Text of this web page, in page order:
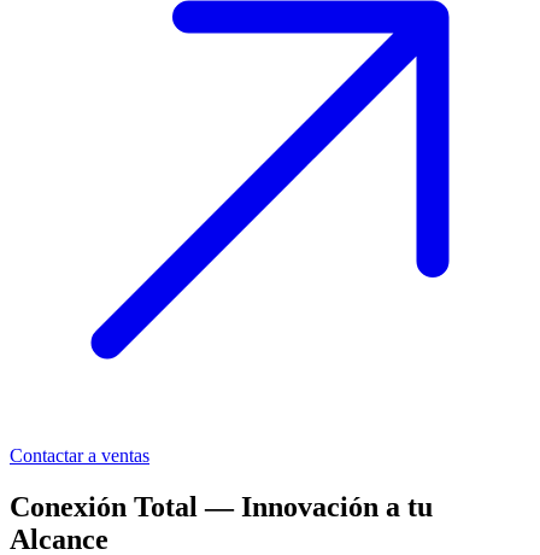
Contactar a ventas
Conexión Total — Innovación a tu
Alcance